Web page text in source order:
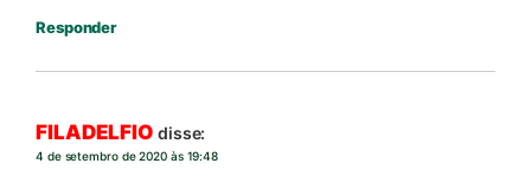
Responder
FILADELFIO disse:
4 de setembro de 2020 às 19:48